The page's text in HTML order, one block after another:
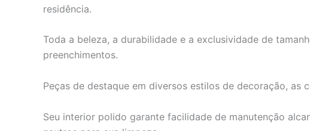
residência.
Toda a beleza, a durabilidade e a exclusividade de
preenchimentos.
Peças de destaque em diversos estilos de decoração,
Seu interior polido garante facilidade de manutenção